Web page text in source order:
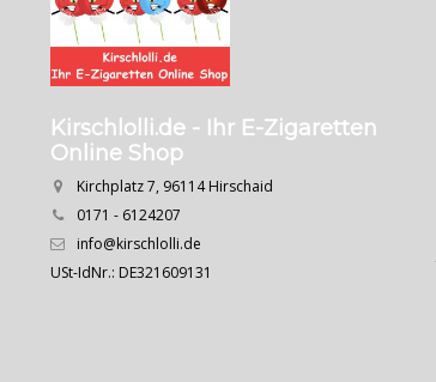
Kirschlolli.de - Ihr E-Zigaretten
Online Shop
Kirchplatz 7, 96114 Hirschaid
0171 - 6124207
info@kirschlolli.de
USt-IdNr.: DE321609131